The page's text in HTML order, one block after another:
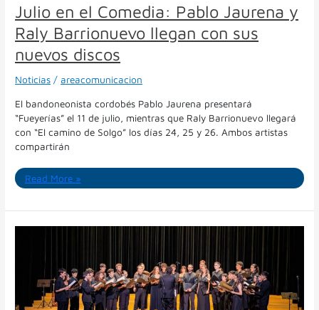
Julio en el Comedia: Pablo Jaurena y
Raly Barrionuevo llegan con sus
nuevos discos
Noticias / areacomunicacion
El bandoneonista cordobés Pablo Jaurena presentará
“Fueyerías” el 11 de julio, mientras que Raly Barrionuevo llegará
con “El camino de Solgo” los días 24, 25 y 26. Ambos artistas
compartirán
el
Comedia:
Pablo
Jaurena
y
Raly
llegan
con
sus
nuevos
Read More »
Comedia: